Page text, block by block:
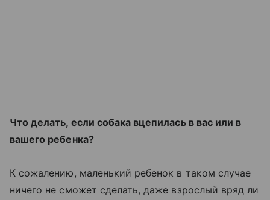
Что делать, если собака вцепилась в вас или в
вашего ребенка?
К сожалению, маленький ребенок в таком случае
ничего не сможет сделать, даже взрослый вряд ли